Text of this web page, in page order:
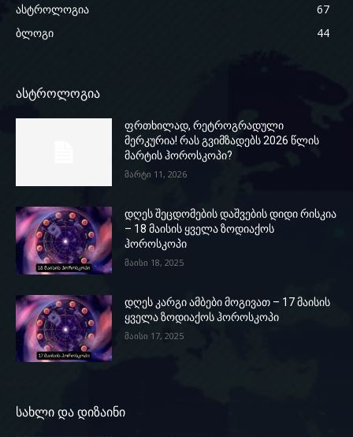
ასტროლოგია
67
ბლოგი
44
ასტროლოგია
ფრთხილად, რეტროგრადული
მერკურია! რას გვიმზადებს 2026 წლის
მარტის ჰოროსკოპი?
მარტი 11, 2026
დღეს შეცდომების დაშვების დიდი რისკია
– 18 მაისის ყველა ზოდიაქოს
ჰოროსკოპი
მაისი 18, 2025
დღეს კარგი ამბები მოგივათ – 17 მაისის
ყველა ზოდიაქოს ჰოროსკოპი
მაისი 17, 2025
სახლი და დიზაინი